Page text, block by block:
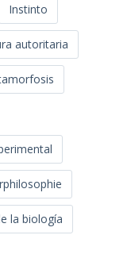
Instinto
autoritaria
la biología